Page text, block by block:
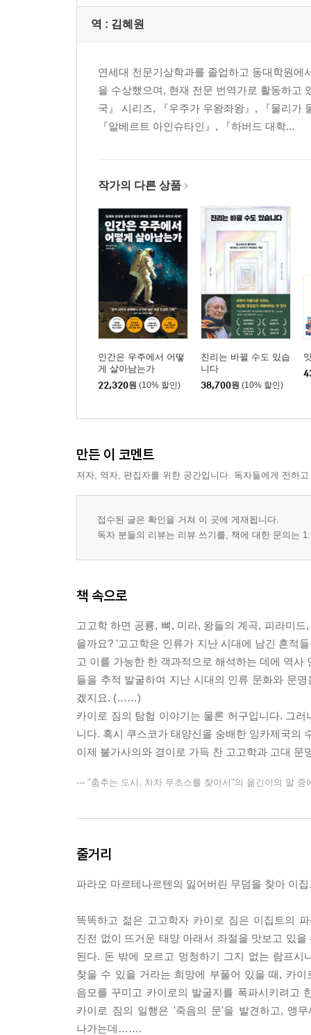
역 : 김혜원
연세대 천문기상학과를 졸업하고 동대학원
을 수상했으며, 현재 전문 번역가로 활동하고
국』 시리즈, 『우주가 우왕좌왕』, 『물리가
『알베르트 아인슈타인』, 『하버드 대학...
작가의 다른 상품
인간은 우주에서 어떻
게 살아남는가
22,320원 (10% 할인)
진리는 바뀔 수도 있습
니다
38,700원 (10% 할인)
만든 이 코멘트
저자, 역자, 편집자를 위한 공간입니다. 독자들에게 전하
접수된 글은 확인을 거쳐 이 곳에 게재됩니다.
독자 분들의 리뷰는 리뷰 쓰기를, 책에 대한 문의는
책 속으로
고고학 하면 공룡, 뼈, 미라, 왕들의 계곡, 피라미
을까요? '고고학은 인류가 지난 시대에 남긴 흔적
고 이를 가능한 한 객과적으로 해석하는 데에 역
들을 추적 발굴하여 지난 시대의 인류 문화와 문
겠지요. (……)
카이로 짐의 탐험 이야기는 물론 허구입니다. 그
니다. 혹시 쿠스코가 태양신을 숭배한 잉카제국
이제 불가사의와 경이로 가득 찬 고고학과 고대
--- "춤추는 도시, 차차 무초스를 찾아서"의 옮긴이의 말 중
줄거리
파라오 마르테나르텐의 잃어버린 무덤을 찾아 이
똑똑하고 젊은 고고학자 카이로 짐은 이집트의
진전 없이 뜨거운 태양 아래서 좌절을 맛보고 있
된다. 돈 밖에 모르고 멍청하기 그지 없는 람프
찾을 수 있을 거라는 희망에 부풀어 있을 때, 카
음모를 꾸미고 카이로의 발굴지를 폭파시키려고
카이로 짐의 일행은 '죽음의 문'을 발견하고, 앵
나가는데…….